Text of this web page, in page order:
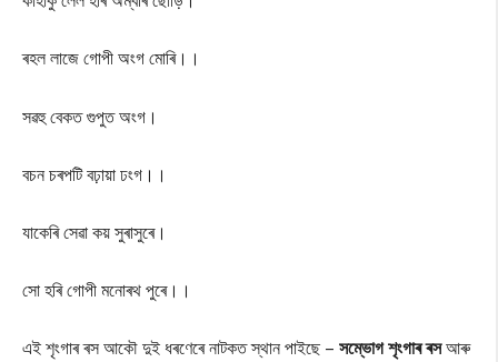
ৰহল লাজে গোপী অংগ মোৰি।।
সৱহু বেকত গুপুত অংগ।
বচন চৰপটি বঢ়ায়া ঢংগ।।
যাকেৰি সেৱা কয় সুৰাসুৰে।
সো হৰি গোপী মনোৰথ পুৰে।।
এই শৃংগাৰ ৰস আকৌ দুই ধৰণেৰে নাটকত স্থান পাইছে – সম্ভোগ শৃংগাৰ ৰসআৰু